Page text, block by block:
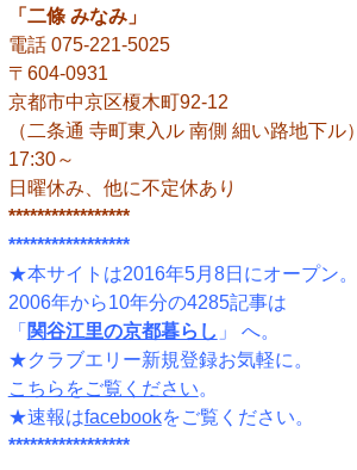
「二條 みなみ」
電話 075-221-5025
〒604-0931
京都市中京区榎木町92-12
（二条通 寺町東入ル 南側 細い路地下ル）
17:30～
日曜休み、他に不定休あり
*****************
*****************
★本サイトは2016年5月8日にオープン。
2006年から10年分の4285記事は
「 関谷江里の京都暮らし 」 へ。
★クラブエリー新規登録お気軽に。
こちらをご覧ください。
★速報はfacebookをご覧ください。
*****************